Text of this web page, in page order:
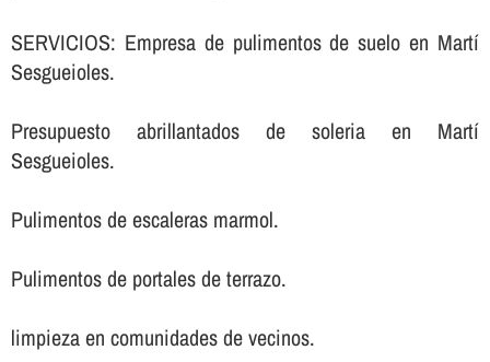
SERVICIOS: Empresa de pulimentos de suelo en Martí
Sesgueioles.
Presupuesto abrillantados de soleria en Martí
Sesgueioles.
Pulimentos de escaleras marmol.
Pulimentos de portales de terrazo.
limpieza en comunidades de vecinos.